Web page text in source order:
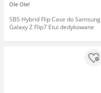
Ole Ole!
SBS Hybrid Flip Case do Samsung
Galaxy Z Flip7 Etui dedykowane